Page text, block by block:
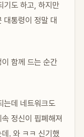
기도 하고, 하지만
대통령이 정말 대
함께 드는 순간
는데 네트워크도
정신이 핍폐해져
. 와 ㅋㅋ 신기했